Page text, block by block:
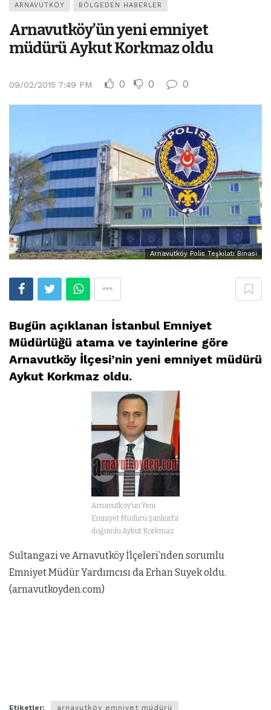
ARNAVUTKÖY BÖLGEDEN HABERLER
Arnavutköy’ün yeni emniyet
müdürü Aykut Korkmaz oldu
09/02/2015 7:49 PM 0 0 0
Arnavutköy Polis Teşkilatı Binası
Bugün açıklanan İstanbul Emniyet
Müdürlüğü atama ve tayinlerine göre
Arnavutköy İlçesi’nin yeni emniyet müdürü
Aykut Korkmaz oldu.
Arnavutköy’ün Yeni
Emniyet Müdürü Şanlıurfa
doğumlu Aykut Korkmaz
Sultangazi ve Arnavutköy İlçeleri’nden sorumlu
Emniyet Müdür Yardımcısı da Erhan Suyek oldu.
(arnavutkoyden.com)
Etiketler: arnavutköy emniyet müdürü